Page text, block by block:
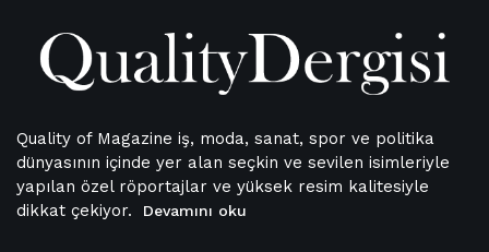
Quality of Magazine iş, moda, sanat, spor ve politika
dünyasının içinde yer alan seçkin ve sevilen isimleriyle
yapılan özel röportajlar ve yüksek resim kalitesiyle
dikkat çekiyor.
Devamını oku